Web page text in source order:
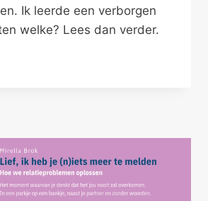
Ik leerde een verborgen
welke? Lees dan verder.